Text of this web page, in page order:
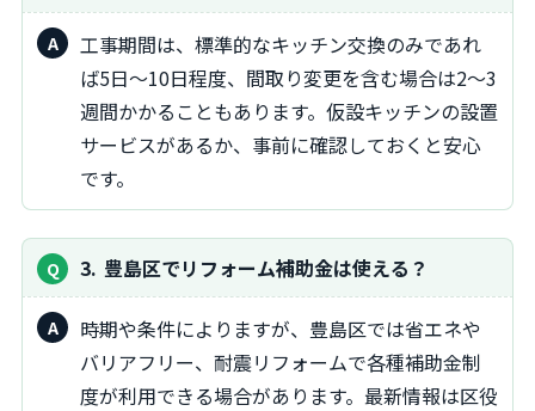
工事期間は、標準的なキッチン交換のみであれ
ば5日～10日程度、間取り変更を含む場合は2～3
週間かかることもあります。仮設キッチンの設置
サービスがあるか、事前に確認しておくと安心
です。
3 豊島区でリフォーム補助金は使える？
時期や条件によりますが、豊島区では省エネや
バリアフリー、耐震リフォームで各種補助金制
度が利用できる場合があります。最新情報は区役